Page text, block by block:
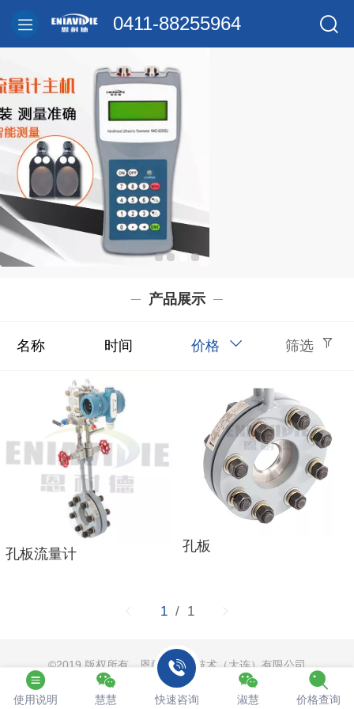
0411-88255964
产品展示
名称 时间 价格 筛选
孔板流量计
孔板
1 / 1
©2019 版权所有 恩耐德测控技术（大连）有限公司
电脑版
使用说明 慧慧 快速咨询 淑慧 价格查询